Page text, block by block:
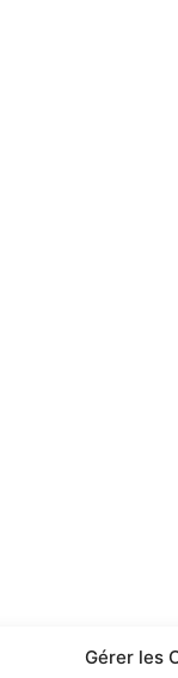
Gérer les